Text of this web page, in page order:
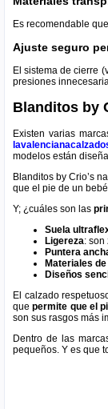
Es recomendable
Ajuste seguro
El sistema de cierre
presiones
Blanditos by
Existen varias
modelos están
Blanditos by Crio’s
que el pie de un
Y; ¿cuáles son las
Suela
Ligereza: son
Puntera
Materiales
Diseños
El calzado
quepermite que el
son sus rasgos más
Dentro de las
pequeños. Y es que